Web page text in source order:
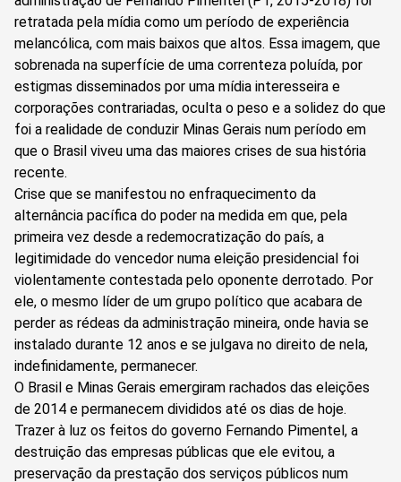
retratada pela mídia como um período de experiência
melancólica, com mais baixos que altos. Essa imagem, que
sobrenada na superfície de uma correnteza poluída, por
estigmas disseminados por uma mídia interesseira e
corporações contrariadas, oculta o peso e a solidez do que
foi a realidade de conduzir Minas Gerais num período em
que o Brasil viveu uma das maiores crises de sua história
recente.
Crise que se manifestou no enfraquecimento da
alternância pacífica do poder na medida em que, pela
primeira vez desde a redemocratização do país, a
legitimidade do vencedor numa eleição presidencial foi
violentamente contestada pelo oponente derrotado. Por
ele, o mesmo líder de um grupo político que acabara de
perder as rédeas da administração mineira, onde havia se
instalado durante 12 anos e se julgava no direito de nela,
indefinidamente, permanecer.
O Brasil e Minas Gerais emergiram rachados das eleições
de 2014 e permanecem divididos até os dias de hoje.
Trazer à luz os feitos do governo Fernando Pimentel, a
destruição das empresas públicas que ele evitou, a
preservação da prestação dos serviços públicos num